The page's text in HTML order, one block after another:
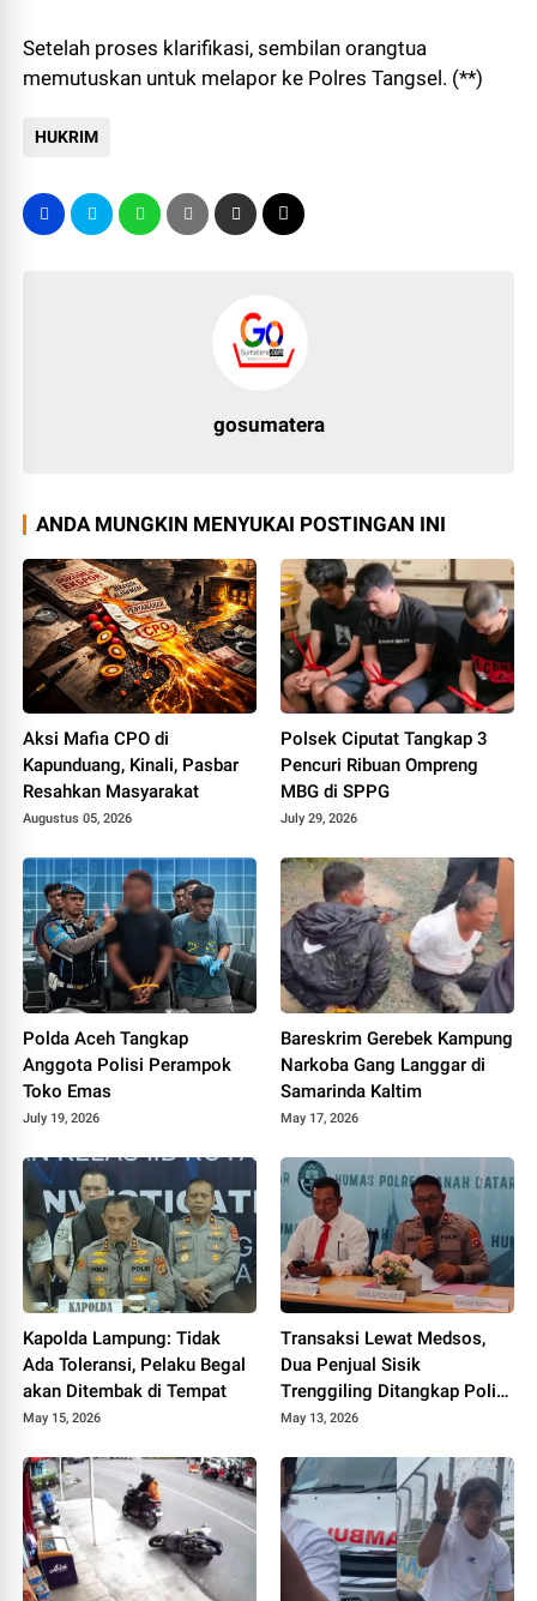
Setelah proses klarifikasi, sembilan orangtua
memutuskan untuk melapor ke Polres Tangsel. (**)
HUKRIM
gosumatera
ANDA MUNGKIN MENYUKAI POSTINGAN INI
Aksi Mafia CPO di
Kapunduang, Kinali, Pasbar
Resahkan Masyarakat
Augustus 05, 2026
Polsek Ciputat Tangkap 3
Pencuri Ribuan Ompreng
MBG di SPPG
July 29, 2026
Polda Aceh Tangkap
Anggota Polisi Perampok
Toko Emas
July 19, 2026
Bareskrim Gerebek Kampung
Narkoba Gang Langgar di
Samarinda Kaltim
May 17, 2026
Kapolda Lampung: Tidak
Ada Toleransi, Pelaku Begal
akan Ditembak di Tempat
May 15, 2026
Transaksi Lewat Medsos,
Dua Penjual Sisik
Trenggiling Ditangkap Polisi
di Tanah Datar
May 13, 2026